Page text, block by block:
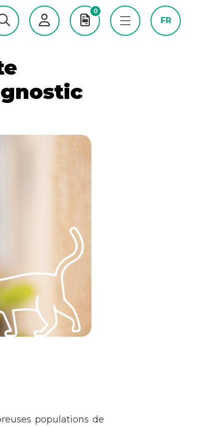
0
FR
populations de